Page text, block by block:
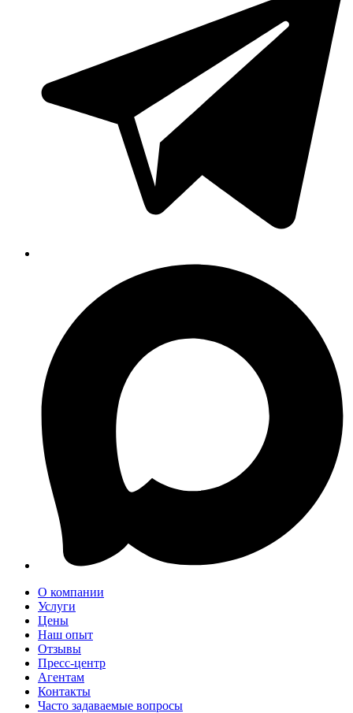
О компании
Услуги
Цены
Наш опыт
Отзывы
Пресс-центр
Агентам
Контакты
Часто задаваемые вопросы